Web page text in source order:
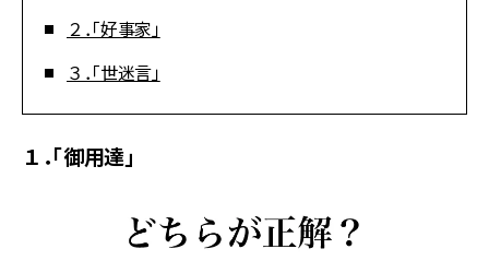
２．「好事家」
３．「世迷言」
１．「御用達」